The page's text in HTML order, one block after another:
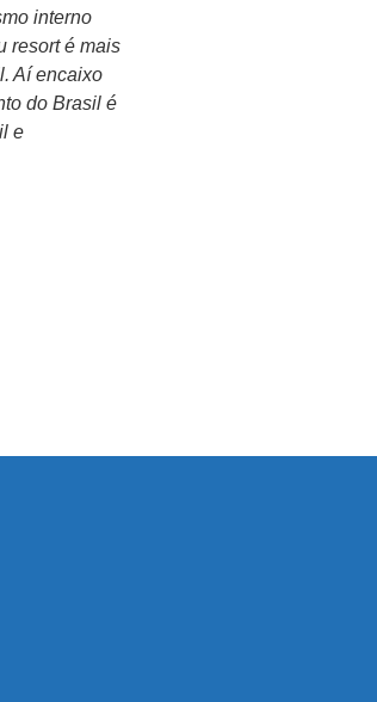
interno
resort é mais
Aí encaixo
do Brasil é
e